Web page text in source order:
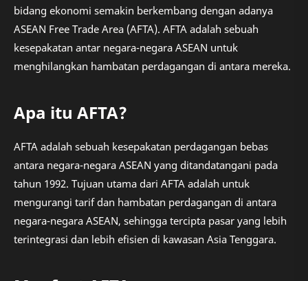
bidang ekonomi semakin berkembang dengan adanya
ASEAN Free Trade Area (AFTA). AFTA adalah sebuah
kesepakatan antar negara-negara ASEAN untuk
menghilangkan hambatan perdagangan di antara mereka.
Apa itu AFTA?
AFTA adalah sebuah kesepakatan perdagangan bebas
antara negara-negara ASEAN yang ditandatangani pada
tahun 1992. Tujuan utama dari AFTA adalah untuk
mengurangi tarif dan hambatan perdagangan di antara
negara-negara ASEAN, sehingga tercipta pasar yang lebih
terintegrasi dan lebih efisien di kawasan Asia Tenggara.